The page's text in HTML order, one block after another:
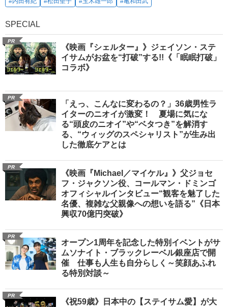
SPECIAL
PR
《映画『シェルター』》ジェイソン・ステ
イサムがお盆を“打破”する!!《「眠眠打破」
コラボ》
PR
「えっ、こんなに変わるの？」36歳男性ラ
イターのニオイが激変！ 夏場に気にな
る“頭皮のニオイ”や“ベタつき”を解消す
る、“ウィッグのスペシャリスト”が生み出
した徹底ケアとは
PR
《映画『Michael／マイケル』》父ジョセ
フ・ジャクソン役、コールマン・ドミンゴ
オフィシャルインタビュー“観客を魅了した
名優、複雑な父親像への想いを語る”《日本
興収70億円突破》
PR
オープン1周年を記念した特別イベントがサ
ムソナイト・ブラックレーベル銀座店で開
催 仕事も人生も自分らしく～笑顔あふれ
る特別対談～
PR
《祝59歳》日本中の【ステイサム愛】が大